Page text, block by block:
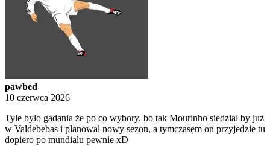
pawbed
10 czerwca 2026
Tyle było gadania że po co wybory, bo tak Mourinho siedział by już
w Valdebebas i planował nowy sezon, a tymczasem on przyjedzie tu
dopiero po mundialu pewnie xD